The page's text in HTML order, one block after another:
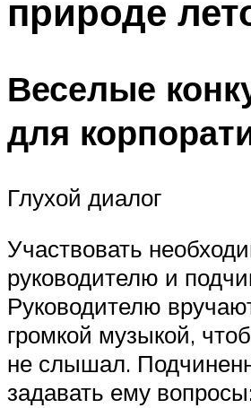
Меню
природе
Веселые
для
Глухой диалог
Участвовать
руководителю и
Руководителю
громкой музыкой,
не слышал.
задавать ему